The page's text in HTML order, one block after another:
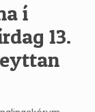
í
13.